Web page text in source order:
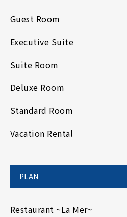
Guest Room
Executive Suite
Suite Room
Deluxe Room
Standard Room
Vacation Rental
PLAN
Restaurant ~La Mer~